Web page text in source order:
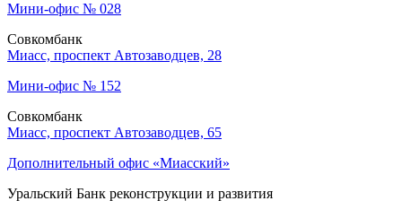
Мини-офис № 028
Совкомбанк
Миасс, проспект Автозаводцев, 28
Мини-офис № 152
Совкомбанк
Миасс, проспект Автозаводцев, 65
Дополнительный офис «Миасский»
Уральский Банк реконструкции и развития